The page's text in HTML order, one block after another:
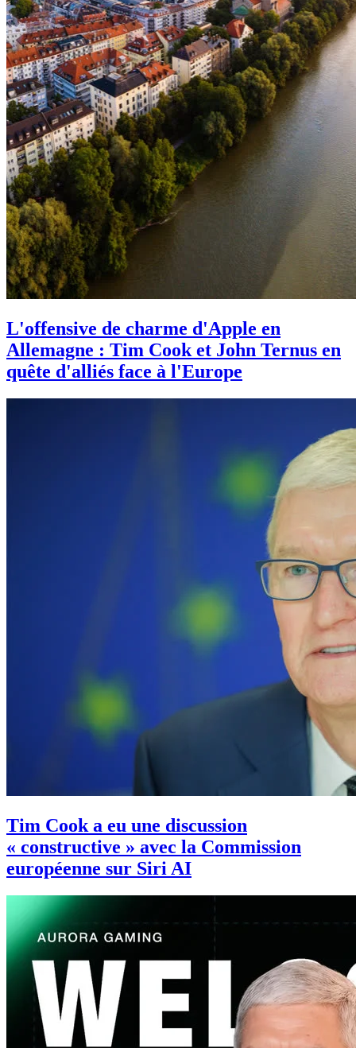
L'offensive de charme d'Apple en
Allemagne : Tim Cook et John Ternus en
quête d'alliés face à l'Europe
Tim Cook a eu une discussion
« constructive » avec la Commission
européenne sur Siri AI